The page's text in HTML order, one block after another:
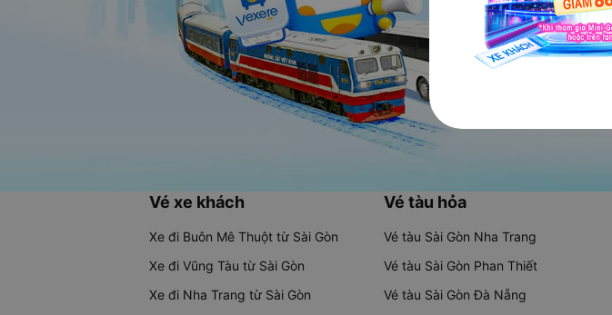
Vé xe khách
Xe đi Buôn Mê Thuột từ Sài Gòn
Xe đi Vũng Tàu từ Sài Gòn
Xe đi Nha Trang từ Sài Gòn
Vé tàu hỏa
Vé tàu Sài Gòn Nha Trang
Vé tàu Sài Gòn Phan Thiết
Vé tàu Sài Gòn Đà Nẵng